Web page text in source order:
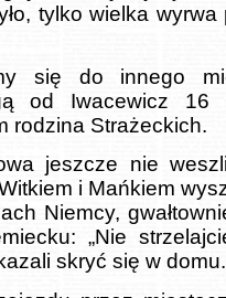
tylko wielka
się do innego
od Iwacewicz 16
rodzina Strażeckich.
jeszcze nie
i Mańkiem
Niemcy,
„Nie
skryć się w domu.